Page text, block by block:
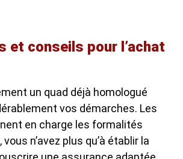
et conseils pour l’achat
un quad déjà homologué
vos démarches. Les
en charge les formalités
n’avez plus qu’à établir la